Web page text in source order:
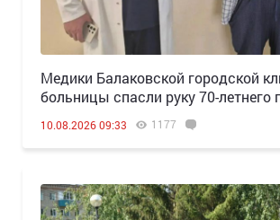
Медики Балаковской городской
больницы спасли руку 70-летнего
10.08.2026 09:33 1177